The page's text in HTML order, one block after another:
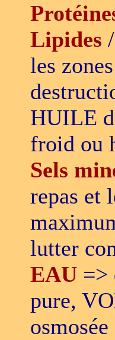
Lipides
les
HUILE
froid ou
Sels
repas et
lutter
EAU =>
pure,